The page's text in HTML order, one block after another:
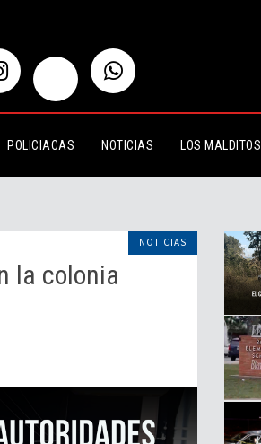
POLICIACAS NOTICIAS LOS MALDITOS
del
NOTICIAS
la colonia